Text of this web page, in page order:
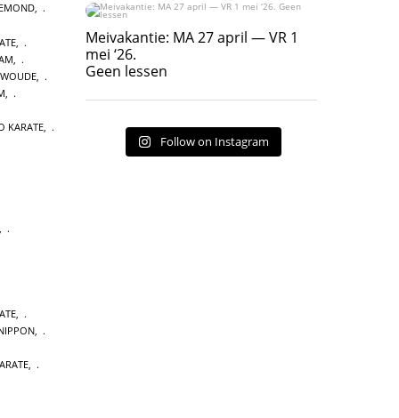
,
KARATE
,
Meivakantie: MA 27 april — VR 1 mei ‘26.
Geen lessen
17
Meivakantie: MA 27 april — VR 1
mei ‘26.
Geen lessen
Follow on Instagram